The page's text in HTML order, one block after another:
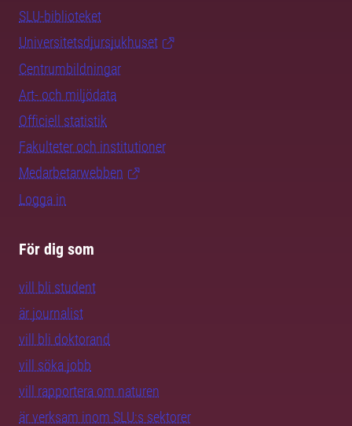
SLU-biblioteket
Universitetsdjursjukhuset
Centrumbildningar
Art- och miljödata
Officiell statistik
Fakulteter och institutioner
Medarbetarwebben
Logga in
För dig som
vill bli student
är journalist
vill bli doktorand
vill söka jobb
vill rapportera om naturen
är verksam inom SLU:s sektorer